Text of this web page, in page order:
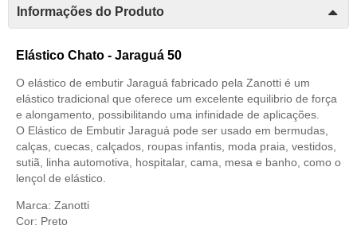
Informações do Produto
Elástico Chato - Jaraguá 50
O elástico de embutir Jaraguá fabricado pela Zanotti é um
elástico tradicional que oferece um excelente equilibrio de força
e alongamento, possibilitando uma infinidade de aplicações.
O Elástico de Embutir Jaraguá pode ser usado em bermudas,
calças, cuecas, calçados, roupas infantis, moda praia, vestidos,
sutiã, linha automotiva, hospitalar, cama, mesa e banho, como o
lençol de elástico.
Marca: Zanotti
Cor: Preto